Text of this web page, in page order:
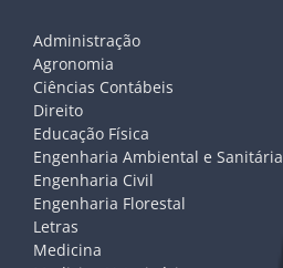
Administração
Agronomia
Ciências Contábeis
Direito
Educação Física
Engenharia Ambiental e Sanitária
Engenharia Civil
Engenharia Florestal
Letras
Medicina